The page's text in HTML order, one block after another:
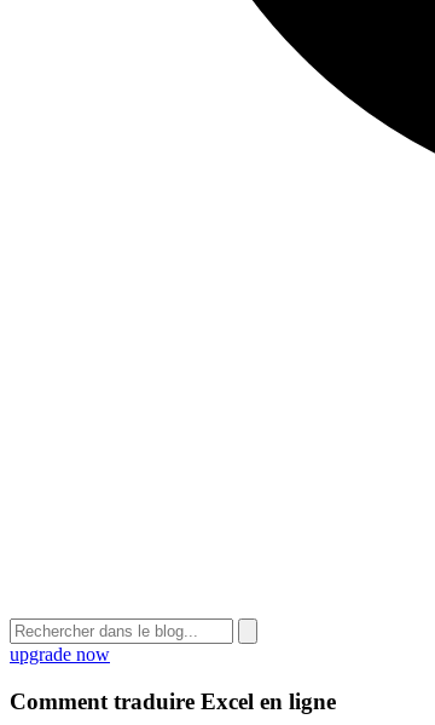
upgrade now
Comment traduire Excel en ligne